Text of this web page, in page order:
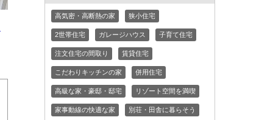
高気密・高断熱の家 狭小住宅
2世帯住宅 ガレージハウス 子育て住宅
注文住宅の間取り 賃貸住宅
こだわりキッチンの家 併用住宅
高級な家・豪邸・邸宅 リゾート空間を満喫
家事動線の快適な家 別荘・田舎に暮らそう